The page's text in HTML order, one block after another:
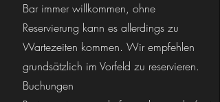
Bar immer willkommen, ohne
Reservierung kann es allerdings zu
Wartezeiten kommen. Wir empfehlen
grundsätzlich im Vorfeld zu reservieren.
Buchungen